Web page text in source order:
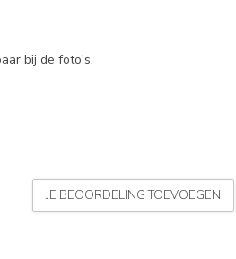
bij de foto's.
JE BEOORDELING TOEVOEGEN